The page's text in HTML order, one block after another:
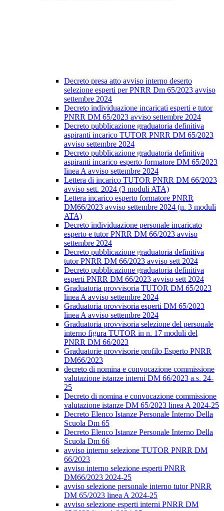
Decreto presa atto avviso interno deserto
selezione esperti per PNRR Dm 65/2023 avviso
settembre 2024
Decreto individuazione incaricati esperti e tutor
PNRR DM 65/2023 avviso settembre 2024
Decreto pubblicazione graduatoria definitiva
aspiranti incarico TUTOR PNRR DM 65/2023
avviso settembre 2024
Decreto pubblicazione graduatoria definitiva
aspiranti incarico esperto formatore DM 65/2023
linea A avviso settembre 2024
Lettera di incarico TUTOR PNRR DM 66/2023
avviso sett. 2024 (3 moduli ATA)
Lettera incarico esperto formatore PNRR
DM66/2023 avviso settembre 2024 (n. 3 moduli
ATA)
Decreto individuazione personale incaricato
esperto e tutor PNRR DM 66/2023 avviso
settembre 2024
Decreto pubblicazione graduatoria definitiva
tutor PNRR DM 66/2023 avviso sett 2024
Decreto pubblicazione graduatoria definitiva
esperti PNRR DM 66/2023 avviso sett 2024
Graduatoria provvisoria TUTOR DM 65/2023
linea A avviso settembre 2024
Graduatoria provvisoria esperti DM 65/2023
linea A avviso settembre 2024
Graduatoria provvisoria selezione del personale
interno figura TUTOR in n. 17 moduli del
PNRR DM 66/2023
Graduatorie provvisorie profilo Esperto PNRR
DM66/2023
decreto di nomina e convocazione commissione
valutazione istanze interni DM 66/2023 a.s. 24-
25
Decreto di nomina e convocazione commissione
valutazione istanze DM 65/2023 linea A 2024-25
Decreto Elenco Istanze Personale Interno Della
Scuola Dm 65
Decreto Elenco Istanze Personale Interno Della
Scuola Dm 66
avviso interno selezione TUTOR PNRR DM
66/2023
avviso interno selezione esperti PNRR
DM66/2023 2024-25
avviso selezione personale interno tutor PNRR
DM 65/2023 linea A 2024-25
avviso selezione esperti interni PNRR DM